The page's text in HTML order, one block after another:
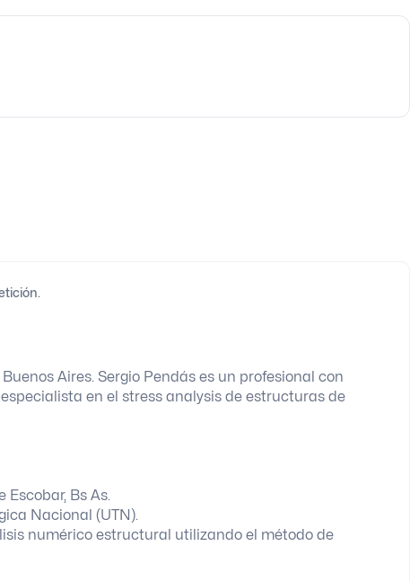
Aires. Sergio Pendás es un profesional con
en el stress analysis de estructuras de
Escobar, Bs As.
Nacional (UTN).
numérico estructural utilizando el método de